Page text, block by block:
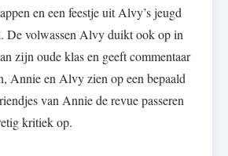
en een feestje uit Alvy’s jeugd
De volwassen Alvy duikt ook op in
zijn oude klas en geeft commentaar
Annie en Alvy zien op een bepaald
van Annie de revue passeren
kritiek op.